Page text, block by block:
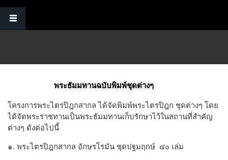
Skip to main content
พระธัมมทานฉบับพิมพ์ชุดต่างๆ
โครงการพระไตรปิฎกสากล ได้จัดพิมพ์พระไตรปิฎก ชุดต่างๆ โดย
ได้จัดพระราชทานเป็นพระธัมมทานเก็บรักษาไว้ในสถานที่สำคัญ
ต่างๆ ดังต่อไปนี้
๑. พระไตรปิฎกสากล อักษรโรมัน ชุดปฐมฤกษ์ ๔๐ เล่ม